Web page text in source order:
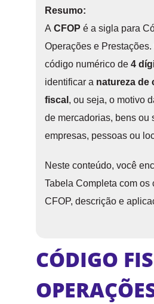
Resumo:
A CFOP é a sigla para
Operações e
código numérico de 4
identificar a natureza de
fiscal , ou seja, o motivo
de mercadorias, bens ou
empresas, pessoas ou
Neste conteúdo, você
Tabela Completa com os
CFOP, descrição e
CÓDIGO